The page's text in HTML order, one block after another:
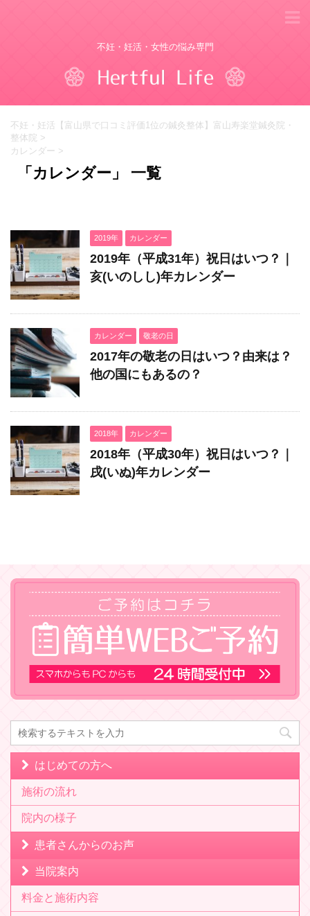
不妊・妊活・女性の悩み専門
不妊・妊活【富山県で口コミ評価1位の鍼灸整体】富山寿楽堂鍼灸院・
整体院 >
カレンダー >
「カレンダー」 一覧
2019年 カレンダー
2019年（平成31年）祝日はいつ？｜
亥(いのしし)年カレンダー
カレンダー 敬老の日
2017年の敬老の日はいつ？由来は？
他の国にもあるの？
2018年 カレンダー
2018年（平成30年）祝日はいつ？｜
戌(いぬ)年カレンダー
はじめての方へ
施術の流れ
院内の様子
患者さんからのお声
当院案内
料金と施術内容